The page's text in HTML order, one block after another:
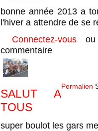
bonne année 2013 a
l'hiver a attendre de se
Connectez-vous
commentaire
Permalien
SALUT A
TOUS
super boulot les gars